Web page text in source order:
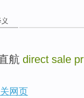
航 direct sale
网页